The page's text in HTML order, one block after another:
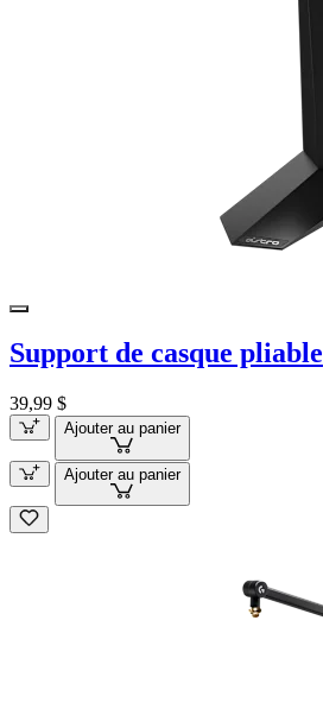
Support de casque pliable
39,99 $
Ajouter au panier
Ajouter au panier